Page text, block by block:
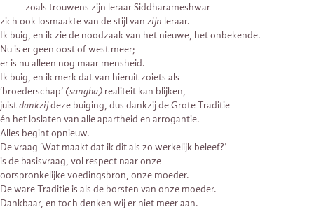
zoals trouwens zijn leraar Siddharameshwar
zich ook losmaakte van de stijl van zijn leraar.
Ik buig, en ik zie de noodzaak van het nieuwe, het onbekende.
Nu is er geen oost of west meer;
er is nu alleen nog maar mensheid.
Ik buig, en ik merk dat van hieruit zoiets als
‘broederschap’ (sangha) realiteit kan blijken,
juistdankzijdeze buiging, dus dankzij de Grote Traditie
én het loslaten van alle apartheid en arrogantie.
Alles begint opnieuw.
De vraag ‘Wat maakt dat ik dit als zo werkelijk beleef?’
is de basisvraag, vol respect naar onze
oorspronkelijke voedingsbron, onze moeder.
De ware Traditie is als de borsten van onze moeder.
Dankbaar, en toch denken wij er niet meer aan.